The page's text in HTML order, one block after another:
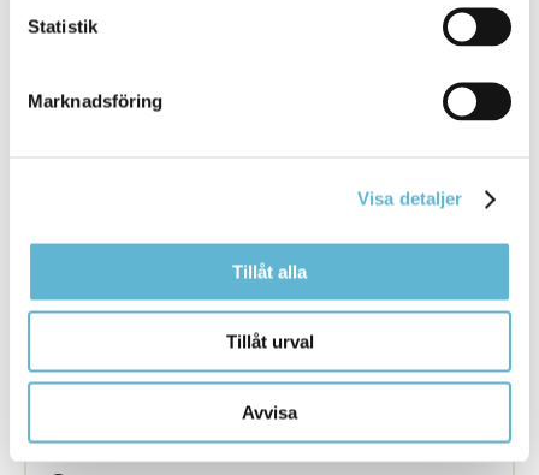
Statistik
Marknadsföring
Visa detaljer
Tillåt alla
Tillåt urval
Avvisa
[Arkiverad] Handledarnas dag
samlades för att utbyta ... samlades för att utbyta
i hur handledarrollen